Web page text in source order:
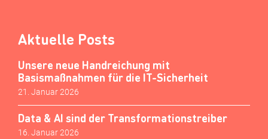
Aktuelle Posts
Unsere neue Handreichung mit
Basismaßnahmen für die IT-Sicherheit
21. Januar 2026
Data & AI sind der Transformationstreiber
16. Januar 2026